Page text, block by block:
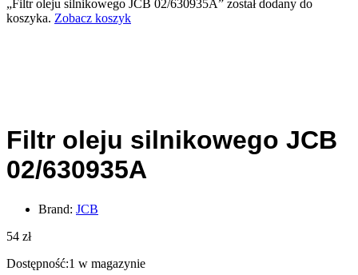
„Filtr oleju silnikowego JCB 02/630935A” został dodany do
koszyka. Zobacz koszyk
Filtr oleju silnikowego JCB
02/630935A
Brand: JCB
54 zł
Dostępność:1 w magazynie